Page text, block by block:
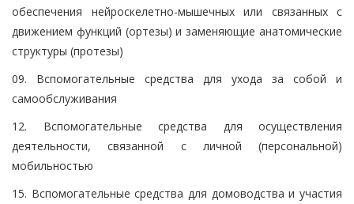
обеспечения нейроскелетно-мышечных или связанных с
движением функций (ортезы) и заменяющие анатомические
структуры (протезы)
09. Вспомогательные средства для ухода за собой и
самообслуживания
12. Вспомогательные средства для осуществления
деятельности, связанной с личной (персональной)
мобильностью
15. Вспомогательные средства для домоводства и участия